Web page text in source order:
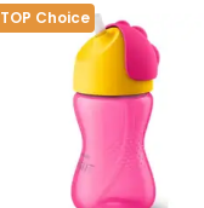
TOP Choice